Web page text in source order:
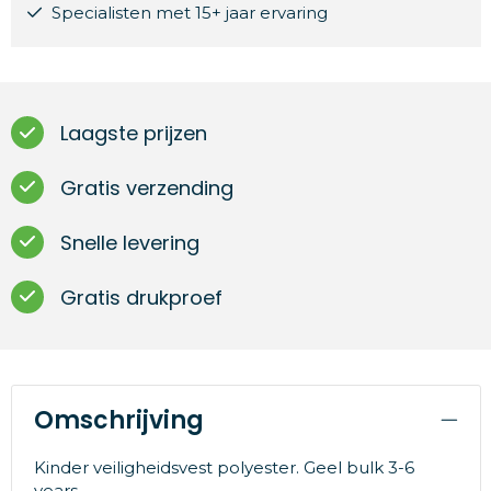
Specialisten met 15+ jaar ervaring
Laagste prijzen
Gratis verzending
Snelle levering
Gratis drukproef
Omschrijving
Kinder veiligheidsvest polyester. Geel bulk 3-6